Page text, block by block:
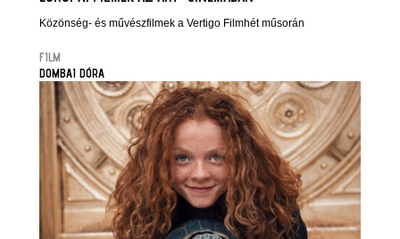
Közönség- és művészfilmek a Vertigo Filmhét műsorán
FILM
DOMBAI DÓRA